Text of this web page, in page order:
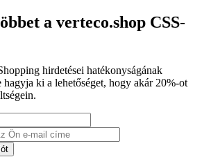
a verteco.shop CSS-
hirdetései hatékonyságának
hagyja ki a lehetőséget, hogy akár 20%-ot